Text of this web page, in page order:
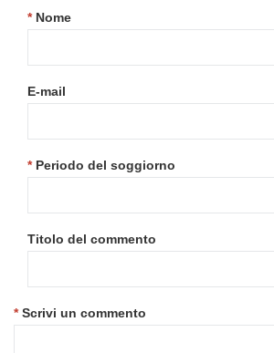
*Nome
E-mail
*Periodo del soggiorno
Titolo del commento
*Scrivi un commento